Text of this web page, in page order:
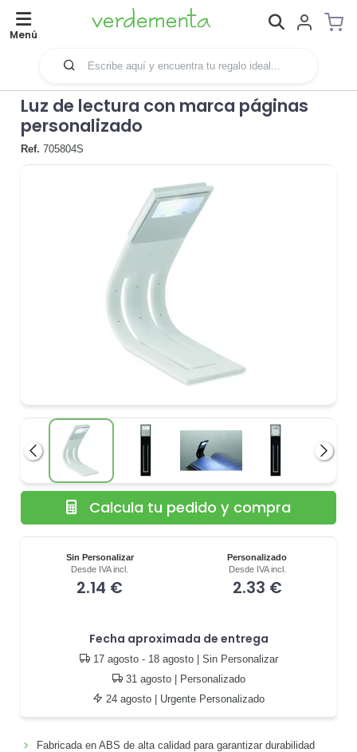
Menú
Luz de lectura con marca páginas
personalizado
Ref. 705804S
Anterior
Sin Personalizar
Desde IVA incl.
2.14 €
Personalizado
Desde IVA incl.
2.33 €
Fecha aproximada de entrega
17 agosto - 18 agosto| Sin Personalizar
31 agosto| Personalizado
24 agosto | Urgente Personalizado
Calcula tu pedido y compra
Fabricada en ABS de alta calidad para garantizar durabilidad